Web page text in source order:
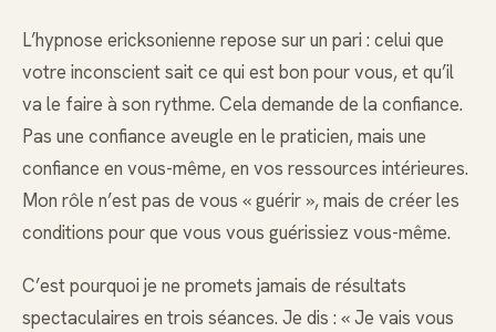
L’hypnose ericksonienne repose sur un pari : celui que
votre inconscient sait ce qui est bon pour vous, et qu’il
va le faire à son rythme. Cela demande de la confiance.
Pas une confiance aveugle en le praticien, mais une
confiance en vous-même, en vos ressources intérieures.
Mon rôle n’est pas de vous « guérir », mais de créer les
conditions pour que vous vous guérissiez vous-même.
C’est pourquoi je ne promets jamais de résultats
spectaculaires en trois séances. Je dis : « Je vais vous